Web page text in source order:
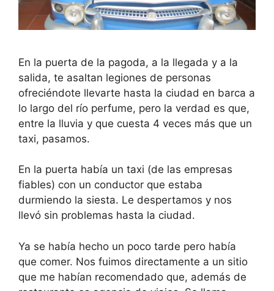
En la puerta de la pagoda, a la llegada y a la
salida, te asaltan legiones de personas
ofreciéndote llevarte hasta la ciudad en barca a
lo largo del río perfume, pero la verdad es que,
entre la lluvia y que cuesta 4 veces más que un
taxi, pasamos.
En la puerta había un taxi (de las empresas
fiables) con un conductor que estaba
durmiendo la siesta. Le despertamos y nos
llevó sin problemas hasta la ciudad.
Ya se había hecho un poco tarde pero había
que comer. Nos fuimos directamente a un sitio
que me habían recomendado que, además de